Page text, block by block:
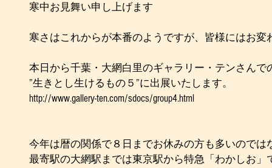
寒中お見舞い申し上げます
寒さはこれからが本番のようですが、皆様にはお変
本日から千葉・大網白里のギャラリー・テンさんで
”生きとし生けるもの５”に出展いたします。
http://www.gallery-ten.com/sdocs/group4.html
今年は暦の関係で８日までお休みの方も多いのでは
最寄駅の大網駅までは東京駅から特急「わかしお」